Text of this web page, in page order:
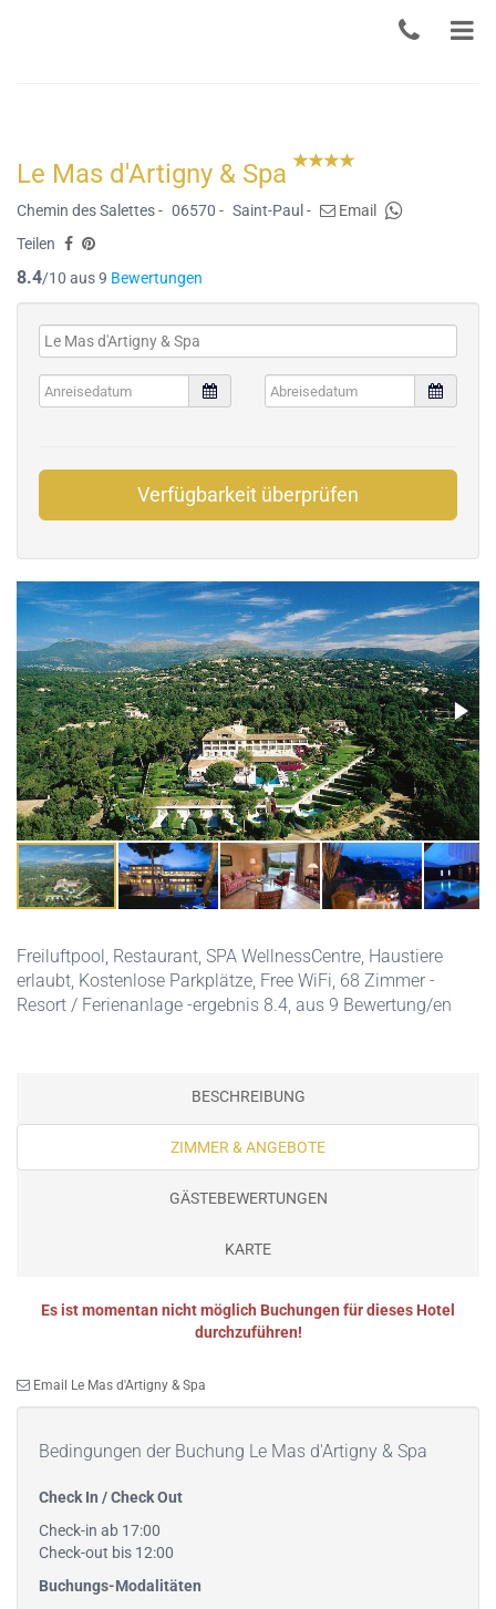
Le Mas d'Artigny & Spa
Chemin des Salettes - 06570 - Saint-Paul -
Email
Teilen
8.4/10 aus 9 Bewertungen
Verfügbarkeit überprüfen
Freiluftpool, Restaurant, SPA WellnessCentre, Haustiere
erlaubt, Kostenlose Parkplätze, Free WiFi, 68 Zimmer -
Resort / Ferienanlage -ergebnis 8.4, aus 9 Bewertung/en
BESCHREIBUNG
ZIMMER & ANGEBOTE
GÄSTEBEWERTUNGEN
KARTE
Es ist momentan nicht möglich Buchungen für dieses Hotel
durchzuführen!
Email Le Mas d'Artigny & Spa
Bedingungen der Buchung Le Mas d'Artigny & Spa
Check In / Check Out
Check-in ab 17:00
Check-out bis 12:00
Buchungs-Modalitäten